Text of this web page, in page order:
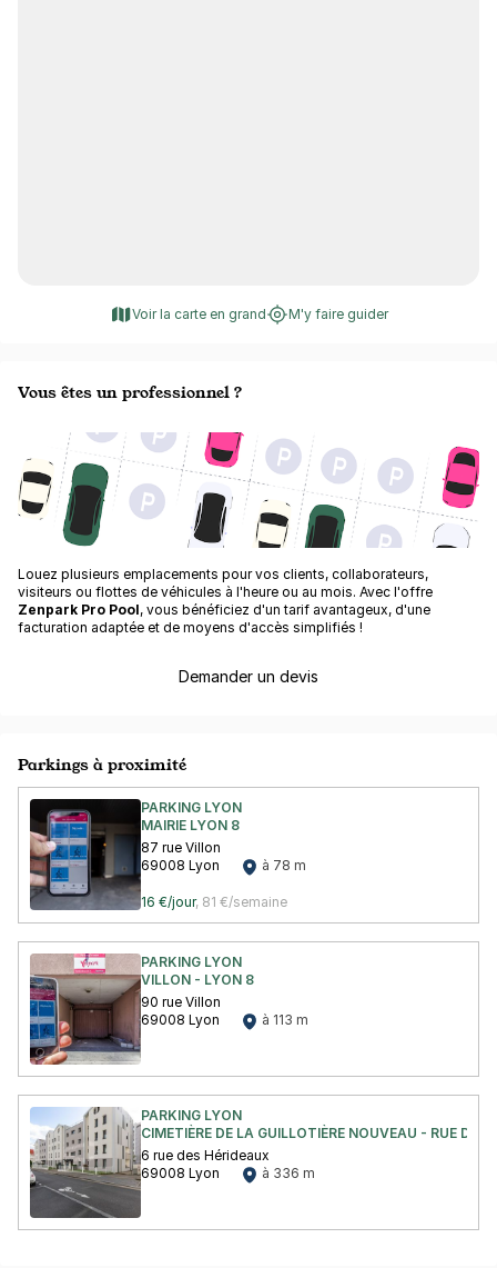
Voir la carte en grand M'y faire guider
Vous êtes un professionnel ?
Louez plusieurs emplacements pour vos clients, collaborateurs,
visiteurs ou flottes de véhicules à l'heure ou au mois. Avec l'offre
Zenpark Pro Pool, vous bénéficiez d'un tarif avantageux, d'une
facturation adaptée et de moyens d'accès simplifiés !
Demander un devis
Parkings à proximité
PARKING LYON
MAIRIE LYON 8
87 rue Villon
69008 Lyon
à 78 m
16 €/jour, 81 €/semaine
PARKING LYON
VILLON - LYON 8
90 rue Villon
69008 Lyon
à 113 m
PARKING LYON
CIMETIÈRE DE LA GUILLOTIÈRE NOUVEAU - RUE DES
6 rue des Hérideaux
69008 Lyon
à 336 m